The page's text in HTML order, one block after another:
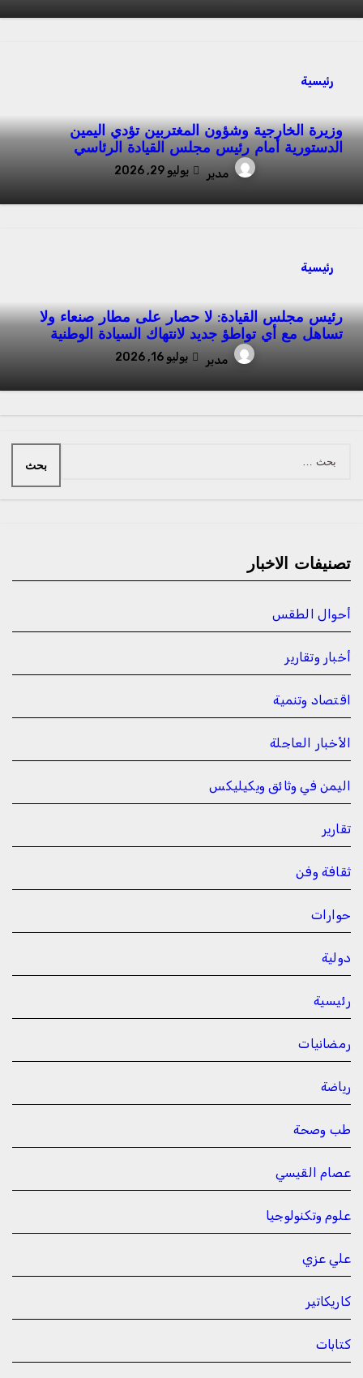
رئيسية
وزيرة الخارجية وشؤون المغتربين تؤدي اليمين
الدستورية أمام رئيس مجلس القيادة الرئاسي
مدير يوليو 29, 2026
رئيسية
رئيس مجلس القيادة: لا حصار على مطار صنعاء ولا
تساهل مع أي تواطؤ جديد لانتهاك السيادة الوطنية
مدير يوليو 16, 2026
تصنيفات الاخبار
أحوال الطقس
أخبار وتقارير
اقتصاد وتنمية
الأخبار العاجلة
اليمن في وثائق ويكيليكس
تقارير
ثقافة وفن
حوارات
دولية
رئيسية
رمضانيات
رياضة
طب وصحة
عصام القيسي
علوم وتكنولوجيا
علي عزي
كاريكاتير
كتابات